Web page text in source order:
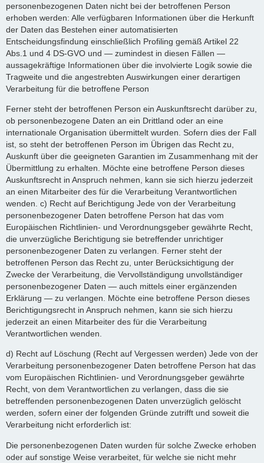
personenbezogenen Daten nicht bei der betroffenen Person
erhoben werden: Alle verfügbaren Informationen über die Herkunft
der Daten das Bestehen einer automatisierten
Entscheidungsfindung einschließlich Profiling gemäß Artikel 22
Abs.1 und 4 DS-GVO und — zumindest in diesen Fällen —
aussagekräftige Informationen über die involvierte Logik sowie die
Tragweite und die angestrebten Auswirkungen einer derartigen
Verarbeitung für die betroffene Person
Ferner steht der betroffenen Person ein Auskunftsrecht darüber zu,
ob personenbezogene Daten an ein Drittland oder an eine
internationale Organisation übermittelt wurden. Sofern dies der Fall
ist, so steht der betroffenen Person im Übrigen das Recht zu,
Auskunft über die geeigneten Garantien im Zusammenhang mit der
Übermittlung zu erhalten. Möchte eine betroffene Person dieses
Auskunftsrecht in Anspruch nehmen, kann sie sich hierzu jederzeit
an einen Mitarbeiter des für die Verarbeitung Verantwortlichen
wenden. c) Recht auf Berichtigung Jede von der Verarbeitung
personenbezogener Daten betroffene Person hat das vom
Europäischen Richtlinien- und Verordnungsgeber gewährte Recht,
die unverzügliche Berichtigung sie betreffender unrichtiger
personenbezogener Daten zu verlangen. Ferner steht der
betroffenen Person das Recht zu, unter Berücksichtigung der
Zwecke der Verarbeitung, die Vervollständigung unvollständiger
personenbezogener Daten — auch mittels einer ergänzenden
Erklärung — zu verlangen. Möchte eine betroffene Person dieses
Berichtigungsrecht in Anspruch nehmen, kann sie sich hierzu
jederzeit an einen Mitarbeiter des für die Verarbeitung
Verantwortlichen wenden.
d) Recht auf Löschung (Recht auf Vergessen werden) Jede von der
Verarbeitung personenbezogener Daten betroffene Person hat das
vom Europäischen Richtlinien- und Verordnungsgeber gewährte
Recht, von dem Verantwortlichen zu verlangen, dass die sie
betreffenden personenbezogenen Daten unverzüglich gelöscht
werden, sofern einer der folgenden Gründe zutrifft und soweit die
Verarbeitung nicht erforderlich ist:
Die personenbezogenen Daten wurden für solche Zwecke erhoben
oder auf sonstige Weise verarbeitet, für welche sie nicht mehr